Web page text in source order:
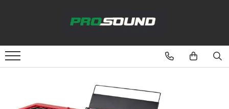
Sonorizare / PA
Adresare publica 100V